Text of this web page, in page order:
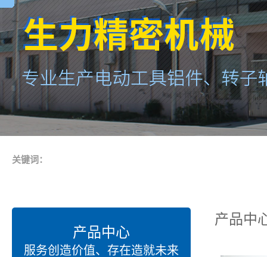
关键词：
产品中心
服务创造价值、存在造就未来
产品中